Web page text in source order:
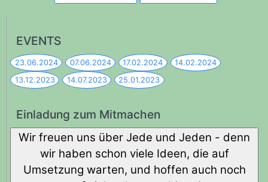
EVENTS
23.06.2024 07.06.2024 17.02.2024 14.02.2024
13.12.2023 14.07.2023 25.01.2023
Einladung zum Mitmachen
Wir freuen uns über Jede und Jeden - denn
wir haben schon viele Ideen, die auf
Umsetzung warten, und hoffen auch noch